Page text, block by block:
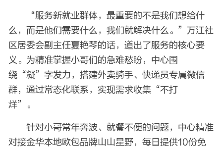
“服务新就业群体，最重要的不是我们想给什
么，而是他们需要什么，我们就解决什么。”万江社
区居委会副主任夏艳琴的话，道出了服务的核心要
义。为精准掌握小哥们的急难愁盼，中心围
绕“凝”字发力，搭建外卖骑手、快递员专属微信
群，通过常态化联系，实现需求收集“不打
烊”。
针对小哥常年奔波、就餐不便的问题，中心精准
对接金华本地欧包品牌山山星野，每日提供10份免